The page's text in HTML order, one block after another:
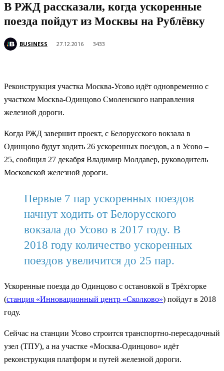
В РЖД рассказали, когда ускоренные
поезда пойдут из Москвы на Рублёвку
BUSINESS 27.12.2016 3433
Реконструкция участка Москва-Усово идёт одновременно с
участком Москва-Одинцово Смоленского направления
железной дороги.
Когда РЖД завершит проект, с Белорусского вокзала в
Одинцово будут ходить 26 ускоренных поездов, а в Усово –
25, сообщил 27 декабря Владимир Молдавер, руководитель
Московской железной дороги.
Первые 7 пар ускоренных поездов
начнут ходить от Белорусского
вокзала до Усово в 2017 году. В
2018 году количество ускоренных
поездов увеличится до 25 пар.
Ускоренные поезда до Одинцово с остановкой в Трёхгорке
(станция «Инновационный центр «Сколково») пойдут в 2018
году.
Сейчас на станции Усово строится транспортно-пересадочный
узел (ТПУ), а на участке «Москва-Одинцово» идёт
реконструкция платформ и путей железной дороги.